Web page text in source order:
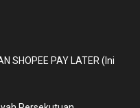
SHOPEE PAY LATER (Ini